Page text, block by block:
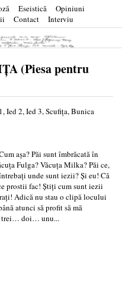
Eseistică
Opiniuni
Contact Interviu
(Piesa pentru
Ied 2, Ied 3, Scufița, Bunica
așa? Păi sunt îmbrăcată în
Fulga? Văcuța Milka? Păi ce,
unde sunt iezii? Și eu! Că
prostii fac! Știți cum sunt iezii
Adică nu stau o clipă locului
atunci să profit să mă
trei… doi… unu...